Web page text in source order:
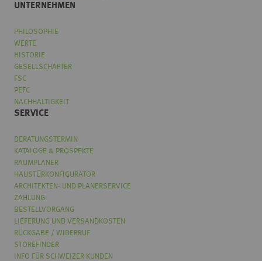
UNTERNEHMEN
PHILOSOPHIE
WERTE
HISTORIE
GESELLSCHAFTER
FSC
PEFC
NACHHALTIGKEIT
SERVICE
BERATUNGSTERMIN
KATALOGE & PROSPEKTE
RAUMPLANER
HAUSTÜRKONFIGURATOR
ARCHITEKTEN- UND PLANERSERVICE
ZAHLUNG
BESTELLVORGANG
LIEFERUNG UND VERSANDKOSTEN
RÜCKGABE / WIDERRUF
STOREFINDER
INFO FÜR SCHWEIZER KUNDEN